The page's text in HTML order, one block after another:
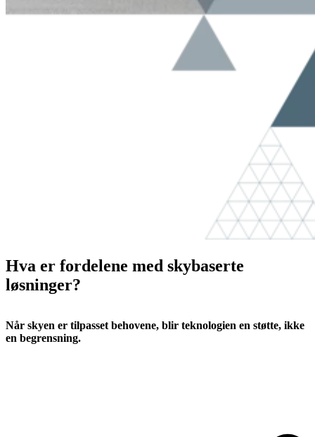
Hva er fordelene med skybaserte
løsninger?
Når skyen er tilpasset behovene, blir teknologien en støtte, ikke
en begrensning.